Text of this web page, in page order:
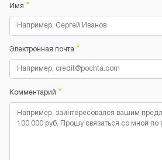
Имя *
Электронная почта *
Комментарий *